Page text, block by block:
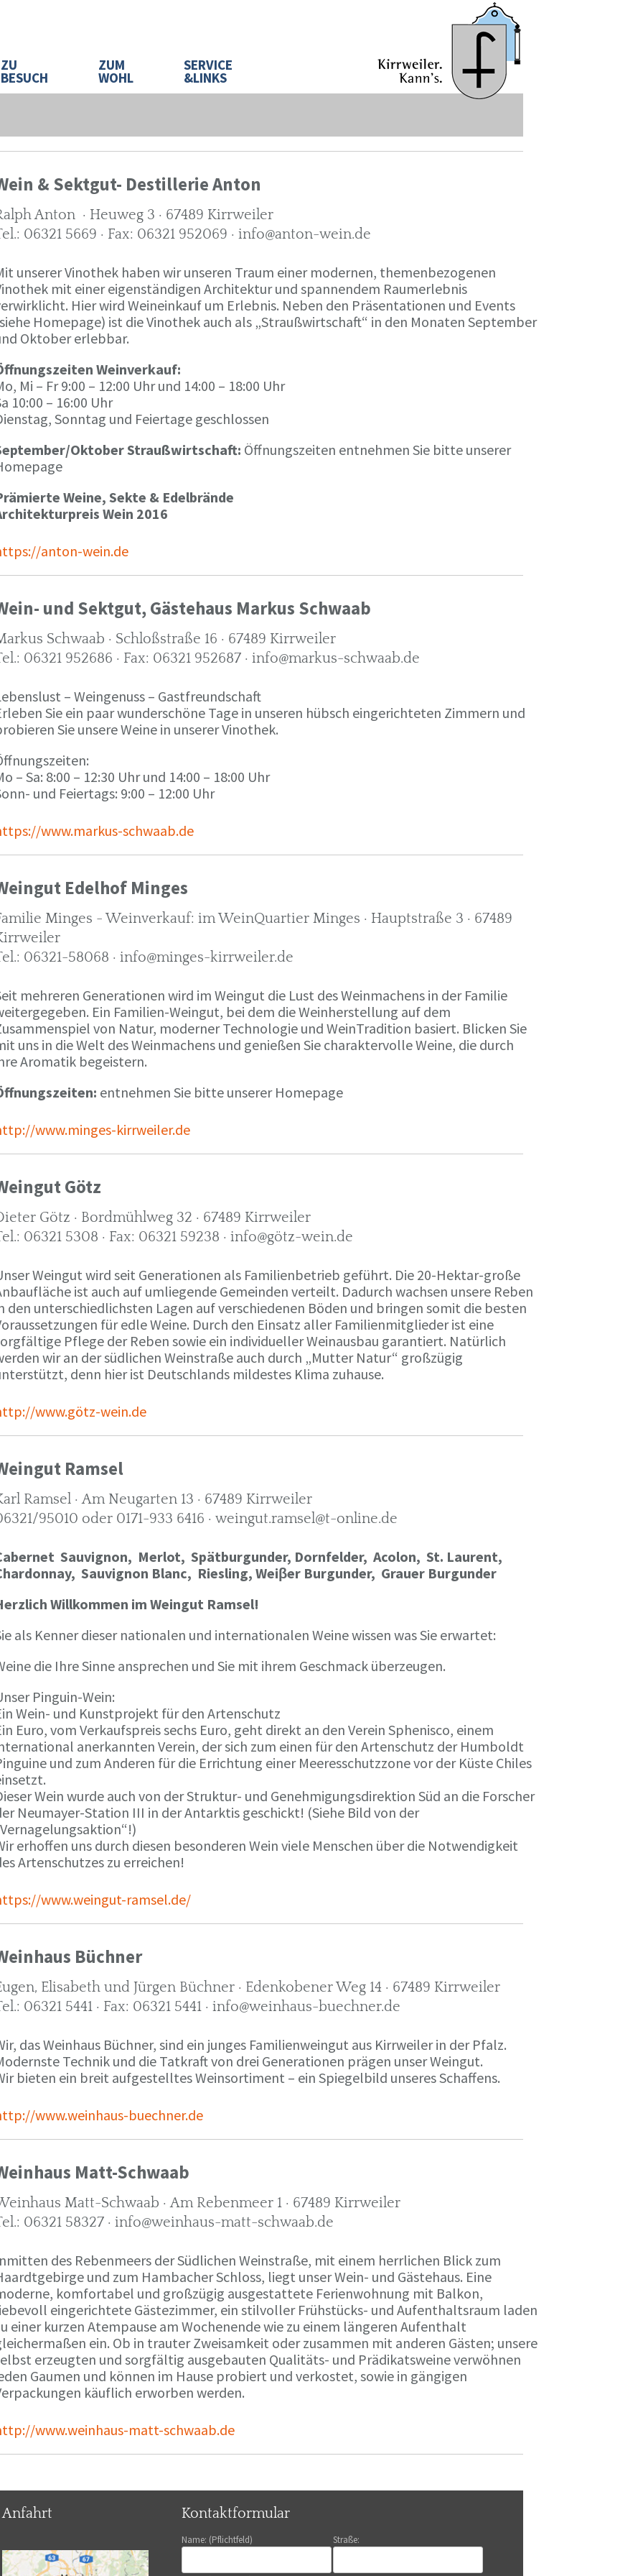
ZU
BESUCH
ZUM
WOHL
SERVICE
&LINKS
& Sektgut- Destillerie Anton
Anton · Heuweg 3 · 67489 Kirrweiler
06321 5669 · Fax: 06321 952069 · info@anton-wein.de
unserer Vinothek haben wir unseren Traum einer modernen, themenbezogenen
mit einer eigenständigen Architektur und spannendem Raumerlebnis
Hier wird Weineinkauf um Erlebnis. Neben den Präsentationen und Events
Homepage) ist die Vinothek auch als „Straußwirtschaft“ in den Monaten September
Oktober erlebbar.
Weinverkauf:
Mi – Fr 9:00 – 12:00 Uhr und 14:00 – 18:00 Uhr
10:00 – 16:00 Uhr
Sonntag und Feiertage geschlossen
Oktober Straußwirtschaft: Öffnungszeiten entnehmen Sie bitte unserer
Weine, Sekte & Edelbrände
Wein 2016
anton-wein.de
und Sektgut, Gästehaus Markus Schwaab
Schwaab · Schloßstraße 16 · 67489 Kirrweiler
06321 952686 · Fax: 06321 952687 · info@markus-schwaab.de
– Weingenuss – Gastfreundschaft
Sie ein paar wunderschöne Tage in unseren hübsch eingerichteten Zimmern und
Sie unsere Weine in unserer Vinothek.
– Sa: 8:00 – 12:30 Uhr und 14:00 – 18:00 Uhr
und Feiertags: 9:00 – 12:00 Uhr
www.markus-schwaab.de
Edelhof Minges
Minges - Weinverkauf: im WeinQuartier Minges · Hauptstraße 3 · 67489
06321-58068 · info@minges-kirrweiler.de
mehreren Generationen wird im Weingut die Lust des Weinmachens in der Familie
Ein Familien-Weingut, bei dem die Weinherstellung auf dem
von Natur, moderner Technologie und WeinTradition basiert. Blicken Sie
uns in die Welt des Weinmachens und genießen Sie charaktervolle Weine, die durch
Aromatik begeistern.
entnehmen Sie bitte unserer Homepage
www.minges-kirrweiler.de
Götz
Götz · Bordmühlweg 32 · 67489 Kirrweiler
06321 5308 · Fax: 06321 59238 · info@götz-wein.de
Weingut wird seit Generationen als Familienbetrieb geführt. Die 20-Hektar-große
ist auch auf umliegende Gemeinden verteilt. Dadurch wachsen unsere Reben
den unterschiedlichsten Lagen auf verschiedenen Böden und bringen somit die besten
für edle Weine. Durch den Einsatz aller Familienmitglieder ist eine
Pflege der Reben sowie ein individueller Weinausbau garantiert. Natürlich
wir an der südlichen Weinstraße auch durch „Mutter Natur“ großzügig
denn hier ist Deutschlands mildestes Klima zuhause.
www.götz-wein.de
Ramsel
Ramsel · Am Neugarten 13 · 67489 Kirrweiler
95010 oder 0171-933 6416 · weingut.ramsel@t-online.de
Sauvignon, Merlot, Spätburgunder, Dornfelder, Acolon, St. Laurent,
Sauvignon Blanc, Riesling, Weiβer Burgunder, Grauer Burgunder
Willkommen im Weingut Ramsel!
als Kenner dieser nationalen und internationalen Weine wissen was Sie erwartet:
die Ihre Sinne ansprechen und Sie mit ihrem Geschmack überzeugen.
Pinguin-Wein:
Wein- und Kunstprojekt für den Artenschutz
Euro, vom Verkaufspreis sechs Euro, geht direkt an den Verein Sphenisco, einem
anerkannten Verein, der sich zum einen für den Artenschutz der Humboldt
und zum Anderen für die Errichtung einer Meeresschutzzone vor der Küste Chiles
Wein wurde auch von der Struktur- und Genehmigungsdirektion Süd an die Forscher
Neumayer-Station III in der Antarktis geschickt! (Siehe Bild von der
erhoffen uns durch diesen besonderen Wein viele Menschen über die Notwendigkeit
Artenschutzes zu erreichen!
www.weingut-ramsel.de/
Büchner
Elisabeth und Jürgen Büchner · Edenkobener Weg 14 · 67489 Kirrweiler
06321 5441 · Fax: 06321 5441 · info@weinhaus-buechner.de
das Weinhaus Büchner, sind ein junges Familienweingut aus Kirrweiler in der Pfalz.
Technik und die Tatkraft von drei Generationen prägen unser Weingut.
bieten ein breit aufgestelltes Weinsortiment – ein Spiegelbild unseres Schaffens.
www.weinhaus-buechner.de
Matt-Schwaab
Matt-Schwaab · Am Rebenmeer 1 · 67489 Kirrweiler
06321 58327 · info@weinhaus-matt-schwaab.de
des Rebenmeers der Südlichen Weinstraße, mit einem herrlichen Blick zum
und zum Hambacher Schloss, liegt unser Wein- und Gästehaus. Eine
komfortabel und großzügig ausgestattete Ferienwohnung mit Balkon,
eingerichtete Gästezimmer, ein stilvoller Frühstücks- und Aufenthaltsraum laden
einer kurzen Atempause am Wochenende wie zu einem längeren Aufenthalt
ein. Ob in trauter Zweisamkeit oder zusammen mit anderen Gästen; unsere
erzeugten und sorgfältig ausgebauten Qualitäts- und Prädikatsweine verwöhnen
Gaumen und können im Hause probiert und verkostet, sowie in gängigen
käuflich erworben werden.
www.weinhaus-matt-schwaab.de
Anfahrt Kontaktformular
Name: (Pflichtfeld) Straße: